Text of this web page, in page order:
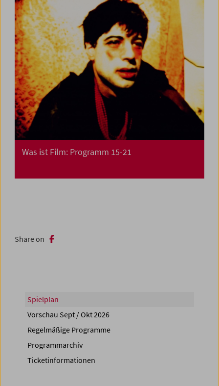
Was ist Film: Programm 15-21
Share on
Spielplan
Vorschau Sept / Okt 2026
Regelmäßige Programme
Programmarchiv
Ticketinformationen